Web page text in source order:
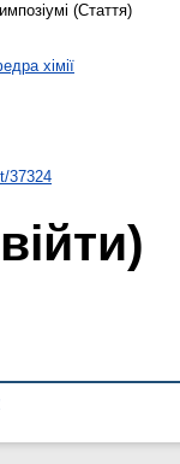
(Стаття)
хімії
37324